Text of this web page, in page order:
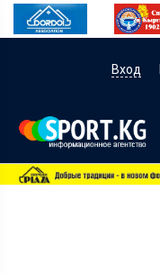
Вход